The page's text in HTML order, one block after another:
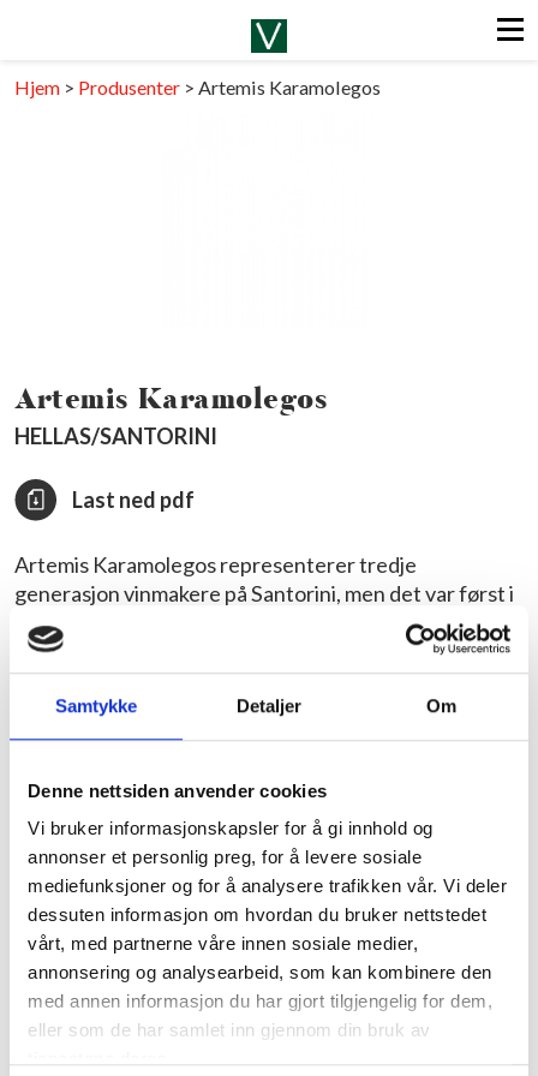
Samtykke Detaljer Om
Denne nettsiden anvender cookies
Vi bruker informasjonskapsler for å gi innhold og
annonser et personlig preg, for å levere sosiale
mediefunksjoner og for å analysere trafikken vår. Vi deler
dessuten informasjon om hvordan du bruker nettstedet
vårt, med partnerne våre innen sosiale medier,
annonsering og analysearbeid, som kan kombinere den
med annen informasjon du har gjort tilgjengelig for dem,
eller som de har samlet inn gjennom din bruk av
Hjem > Produsenter >Artemis Karamolegos
Artemis Karamolegos
HELLAS/SANTORINI
Last ned pdf
Artemis Karamolegos representerer tredje
generasjon vinmakere på Santorini, men det var først i
2004 at Artemis etablerte en kommersiell drift, etter
at produksjonen tidligere hovedsakelig hadde vært
forbeholdt familie og venner. På kort tid har han
etablert seg som Santorinis mest ettertraktede
vinprodusent, med et kompromissløst terroirfokus
Lefteris Anagnostous kyndige hånd trylles det frem en
rekke cuvéer fra nøye utvalgte vinmarker spredt over
hele Santorini. Assyrtiko, øyas signaturdrue, står i
sentrum for all produksjon.
Karamolegos har tilgang til noen av de mest
prestisjetunge vinmarkene og eldste vinstokkene på
Santorini, med plantemateriale som varierer fra 20 til
150 år gamle stokker. Vinmarkene ligger i områder som